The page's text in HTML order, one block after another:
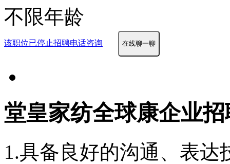
不限年龄
该职位已停止招聘电话咨询 在线聊一聊
堂皇家纺全球康企业
1.具备良好的沟通、表